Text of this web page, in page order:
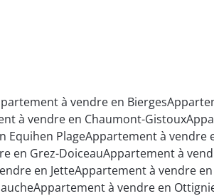
à vendre en Bierges
à vendre en Chaumont-Gistoux
Equihen PlageAppartement à vendre
en Grez-DoiceauAppartement à
en JetteAppartement à vendre
Appartement à vendre en